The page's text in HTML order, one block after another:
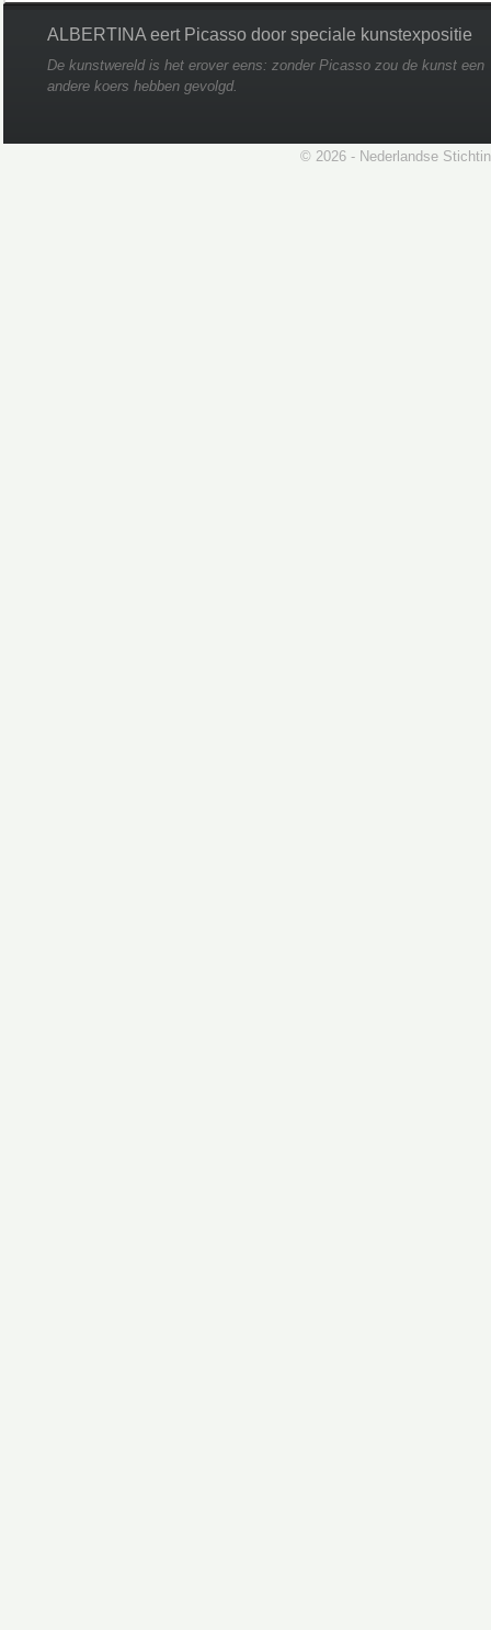
ALBERTINA eert Picasso door speciale kunstexpositie
De kunstwereld is het erover eens: zonder Picasso zou de kunst een
andere koers hebben gevolgd.
© 2026 - Nederlandse